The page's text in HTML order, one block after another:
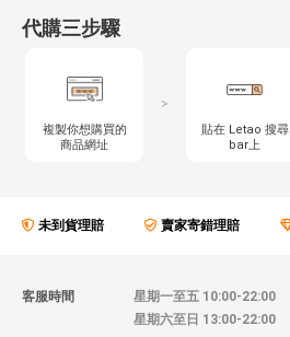
代購三步驟
複製你想購買的
商品網址
>
貼在 Letao 搜尋
bar上
未到貨理賠 賣家寄錯理賠
客服時間
星期一至五 10:00-22:00
星期六至日 13:00-22:00